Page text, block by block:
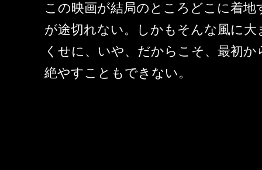
この映画が結局のところどこに着
が途切れない。しかもそんな風に
くせに、いや、だからこそ、最初
絶やすこともできない。